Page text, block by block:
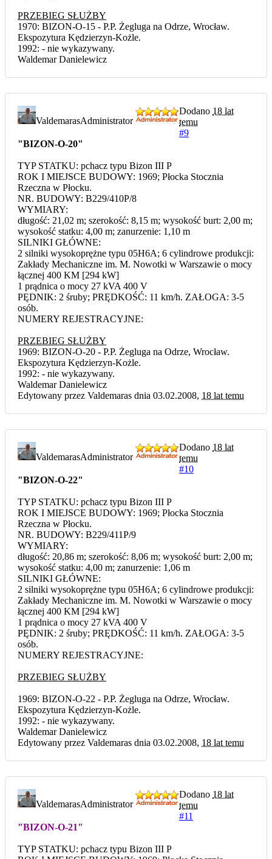
PRZEBIEG SŁUŻBY
1970: BIZON-O-15 - P.P. Żegluga na Odrze, Wrocław.
Ekspozytura Kędzierzyn-Kożle.
1992: - nie wykazywany.
Waldemar Danielewicz
ValdemarasAdministrator
Dodano 18 lat
temu
#9
"BIZON-O-20"
TYP STATKU: pchacz typu Bizon III P
ROK I MIEJSCE BUDOWY: 1969; Płocka Stocznia
Rzeczna w Płocku.
NR. BUDOWY: B229/410P/8
WYMIARY:
długość: 21,02 m; szerokość: 8,15 m; wysokość burt: 2,00 m;
wysokość statku: 4,00 m; zanurzenie: 1,10 m
SILNIKI GŁÓWNE:
2 silniki wysokoprężne typu 05H6A; 6 cylindrowe produkcji:
Zakłady Mechaniczne im. M. Nowotki w Warszawie o mocy
łącznej 400 KM [294 kW]
1 prądnica o mocy 27 kVA 400 V
PĘDNIK: 2 śruby; PRĘDKOŚĆ: 11 km/h. ZAŁOGA: 3-5
osób.
NUMERY REJESTRACYJNE:
PRZEBIEG SŁUŻBY
1969: BIZON-O-20 - P.P. Żegluga na Odrze, Wrocław.
Ekspozytura Kędzierzyn-Kożle.
1992: - nie wykazywany.
Waldemar Danielewicz
Edytowany przez Valdemaras dnia 03.02.2008, 18 lat temu
ValdemarasAdministrator
Dodano 18 lat
temu
#10
"BIZON-O-22"
TYP STATKU: pchacz typu Bizon III P
ROK I MIEJSCE BUDOWY: 1969; Płocka Stocznia
Rzeczna w Płocku.
NR. BUDOWY: B229/411P/9
WYMIARY:
długość: 20,86 m; szerokość: 8,06 m; wysokość burt: 2,00 m;
wysokość statku: 4,00 m; zanurzenie: 1,06 m
SILNIKI GŁÓWNE:
2 silniki wysokoprężne typu 05H6A; 6 cylindrowe produkcji:
Zakłady Mechaniczne im. M. Nowotki w Warszawie o mocy
łącznej 400 KM [294 kW]
1 prądnica o mocy 27 kVA 400 V
PĘDNIK: 2 śruby; PRĘDKOŚĆ: 11 km/h. ZAŁOGA: 3-5
osób.
NUMERY REJESTRACYJNE:
PRZEBIEG SŁUŻBY
1969: BIZON-O-22 - P.P. Żegluga na Odrze, Wrocław.
Ekspozytura Kędzierzyn-Kożle.
1992: - nie wykazywany.
Waldemar Danielewicz
Edytowany przez Valdemaras dnia 03.02.2008, 18 lat temu
ValdemarasAdministrator
Dodano 18 lat
temu
#11
"BIZON-O-21"
TYP STATKU: pchacz typu Bizon III P